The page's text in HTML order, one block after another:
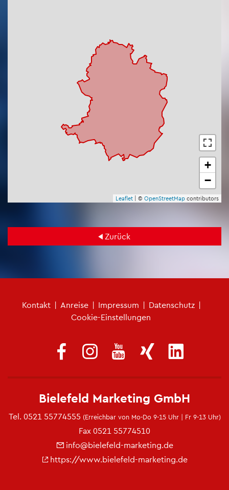
+
−
Leaf­let | © Open­Street­Map con­tri­bu­tors
Zu­rück
Kon­takt | An­rei­se | Im­pres­sum | Da­ten­schutz |
Coo­kie-Ein­stel­lun­gen
Bie­le­feld Mar­ke­ting GmbH
Tel. 0521 55774555 (Er­reich­bar von Mo-Do 9-15 Uhr | Fr 9-13 Uhr)
Fax 0521 55774510
info@​bielefeld-​marketing.​de
https://​www.​bielefeld-​marketing.​de